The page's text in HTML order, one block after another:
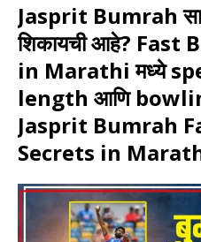
Jasprit Bumrah
शिकायची आहे?
in Marathi मध्ये
length आणि
Jasprit Bumrah
Secrets in